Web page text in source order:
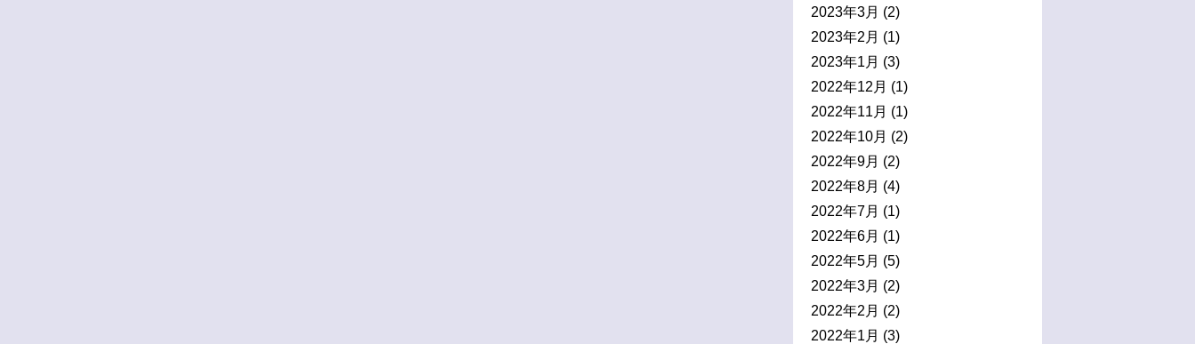
2023年3月 (2)
2023年2月 (1)
2023年1月 (3)
2022年12月 (1)
2022年11月 (1)
2022年10月 (2)
2022年9月 (2)
2022年8月 (4)
2022年7月 (1)
2022年6月 (1)
2022年5月 (5)
2022年3月 (2)
2022年2月 (2)
2022年1月 (3)